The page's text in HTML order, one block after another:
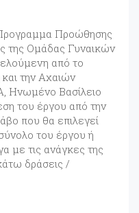
Προώθησης
της Ομάδας Γυναικών
από το
την Αχαιών
Ηνωμένο Βασίλειο
του έργου από την
που θα επιλεγεί
του έργου ή
με τις ανάγκες της
δράσεις /